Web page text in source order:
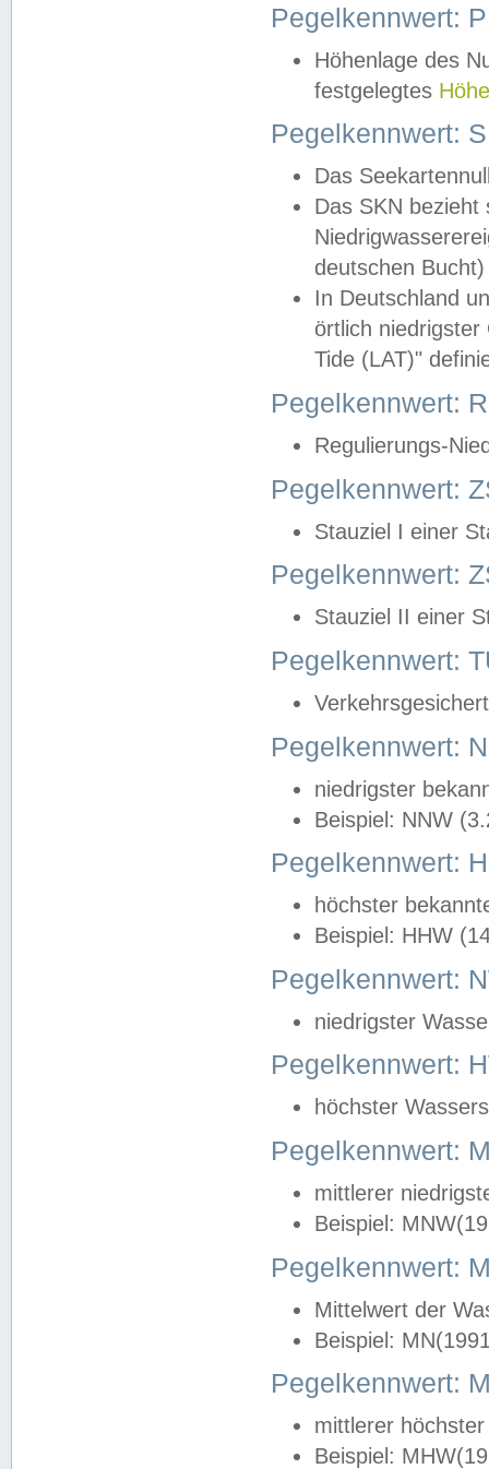
Pegelkennwert:
Höhenlage des
festgelegtes
Pegelkennwert:
Das
Das SKN
deutschen
In Deutschland
örtlich
Tide (LAT)"
Pegelkennwert:
Regulierungs-
Pegelkennwert:
Stauziel I einer
Pegelkennwert:
Stauziel II einer
Pegelkennwert:
Pegelkennwert:
niedrigster
Beispiel: NNW
Pegelkennwert:
höchster
Beispiel: HHW
Pegelkennwert:
niedrigster
Pegelkennwert:
höchster
Pegelkennwert:
mittlerer
Beispiel:
Pegelkennwert:
Mittelwert der
Beispiel:
Pegelkennwert:
mittlerer
Beispiel: